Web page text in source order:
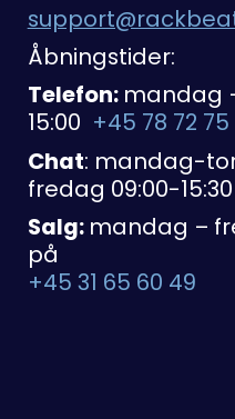
Åbningstider:
Telefon: mandag
15:00 +45 78 72 75
Chat: mandag-
fredag 09:00-15:30
Salg: mandag –
på
+45 31 65 60 49